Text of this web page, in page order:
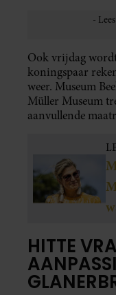
Ook vrijdag
koningspaar
weer. Museum
Müller Museum
aanvullende
HITTE